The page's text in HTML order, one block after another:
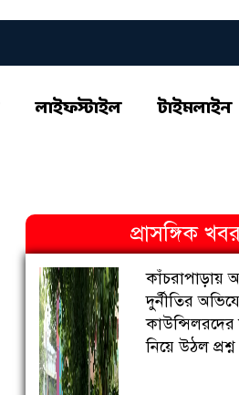
লাইফস্টাইল টাইমলাইন
প্রাসঙ্গিক
কাঁচরাপাড়ায়
দুর্নীতির
কাউন্সিলরদের
নিয়ে উঠল প্রশ্ন